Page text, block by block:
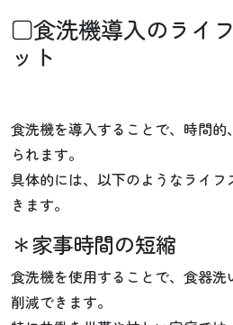
□食洗機導入のライ
ット
食洗機を導入することで、時間
られます。
具体的には、以下のようなライ
きます。
＊家事時間の短縮
食洗機を使用することで、食器
削減できます。